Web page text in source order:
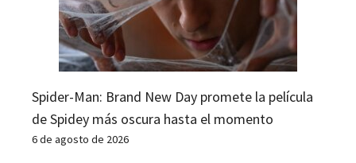
Spider-Man: Brand New Day promete la película
de Spidey más oscura hasta el momento
6 de agosto de 2026